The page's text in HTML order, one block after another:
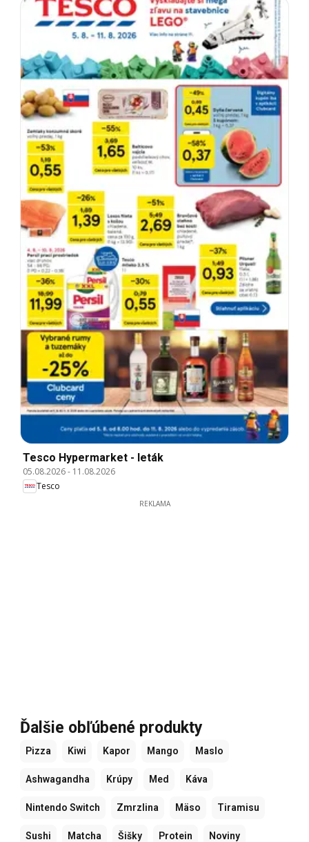
Tesco Hypermarket - leták
05.08.2026- 11.08.2026
Tesco
REKLAMA
Ďalšie obľúbené produkty
Pizza Kiwi Kapor Mango Maslo
Ashwagandha Krúpy Med Káva
Nintendo Switch Zmrzlina Mäso Tiramisu
Sushi Matcha Šišky Protein Noviny